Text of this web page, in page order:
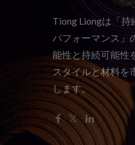
Tiong Liongは「持
パフォーマンス」
能性と持続可能性
スタイルと材料を
します。